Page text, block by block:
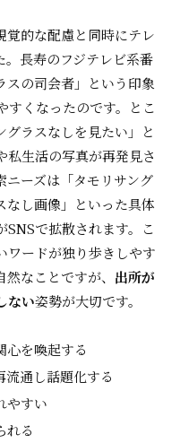
覚的な配慮と同時にテレ
。長寿のフジテレビ系番
スの司会者」という印象
すくなったのです。とこ
グラスなしを見たい」と
私生活の写真が再発見さ
ーズは「タモリサング
なし画像」といった具体
で拡散されます。こ
ワードが独り歩きしやす
なことですが、 出所が
ない姿勢が大切です。
心を喚起する
流通し話題化する
やすい
れる